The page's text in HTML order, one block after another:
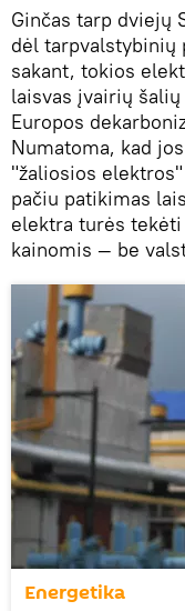
Ginčas tarp dviejų
dėl tarpvalstybinių
sakant, tokios
laisvas įvairių
Europos
Numatoma, kad
"žaliosios
pačiu patikimas
elektra turės
kainomis — be
Energetika